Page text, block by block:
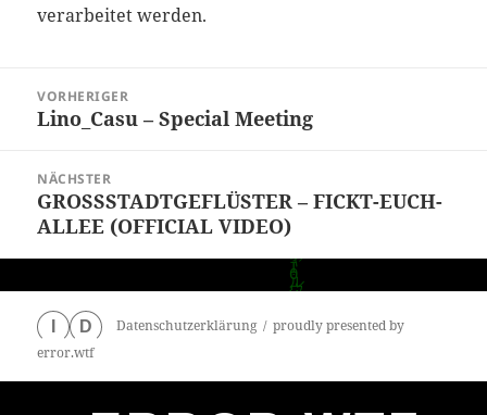
verarbeitet werden.
VORHERIGER
Vorheriger
Lino_Casu – Special Meeting
NÄCHSTER
Nächster
Beitrag:
GROSSSTADTGEFLÜSTER – FICKT-EUCH-
ALLEE (OFFICIAL VIDEO)
D Datenschutzerklärung
proudly presented by
error.wtf